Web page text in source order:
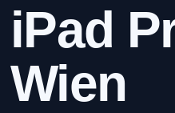
iPad
Wien